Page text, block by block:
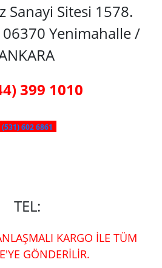
Sanayi Sitesi 1578.
Yenimahalle /
399 1010
(531) 602 6861
TEL:
KARGO İLE TÜM
GÖNDERİLİR.